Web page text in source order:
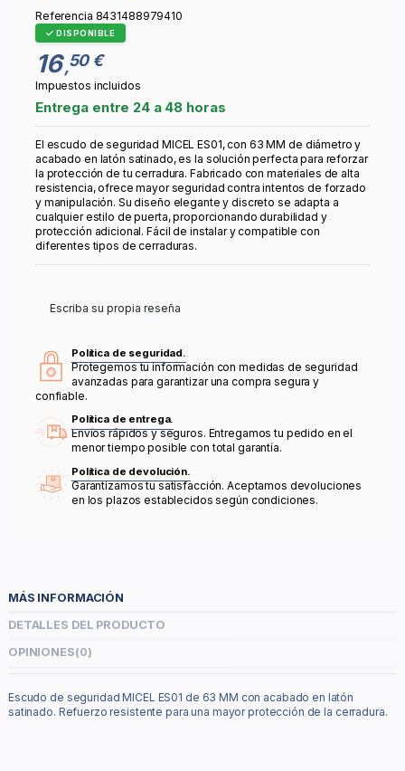
Referencia 8431488979410
DISPONIBLE
16 ,50 €
Impuestos incluidos
Entrega entre 24 a 48 horas
El escudo de seguridad MICEL ES01, con 63 MM de diámetro y
acabado en latón satinado, es la solución perfecta para reforzar
la protección de tu cerradura. Fabricado con materiales de alta
resistencia, ofrece mayor seguridad contra intentos de forzado
y manipulación. Su diseño elegante y discreto se adapta a
cualquier estilo de puerta, proporcionando durabilidad y
protección adicional. Fácil de instalar y compatible con
diferentes tipos de cerraduras.
Escriba su propia reseña
Política de seguridad.
Protegemos tu información con medidas de seguridad
avanzadas para garantizar una compra segura y
confiable.
Política de entrega.
Envíos rápidos y seguros. Entregamos tu pedido en el
menor tiempo posible con total garantía.
Política de devolución.
Garantizamos tu satisfacción. Aceptamos devoluciones
en los plazos establecidos según condiciones.
MÁS INFORMACIÓN
DETALLES DEL PRODUCTO
OPINIONES(0)
Escudo de seguridad MICEL ES01 de 63 MM con acabado en latón
satinado. Refuerzo resistente para una mayor protección de la cerradura.